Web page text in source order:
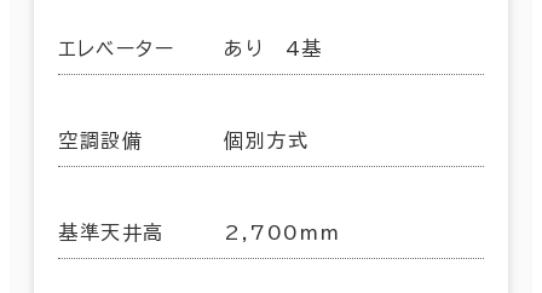
エレベーター あり 4基
空調設備 個別方式
基準天井高 2,700mm